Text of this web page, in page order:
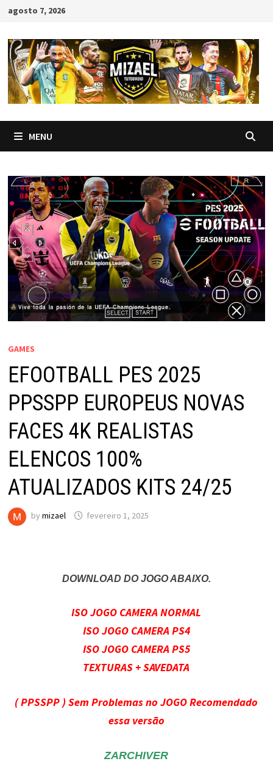
Skip
content
agosto 7, 2026
MENU
GAMES
EFOOTBALL PES 2025
PPSSPP EUROPEUS NOVAS
FACES 4K REALISTAS
ELENCOS 100%
ATUALIZADOS KITS 24/25
by mizael fevereiro 1, 2025
DOWNLOAD DO JOGO ABAIXO.
ISO JOGO CAMERA NORMAL
ISO JOGO CAMERA PS4
ISO JOGO CAMERA PS5
TEXTURAS + SAVEDATA
( PPSSPP ) Sem Problemas no JOGO Recomendado
essa versão
ZARCHIVER